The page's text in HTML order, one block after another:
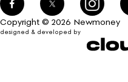
Copyright © 2026 Newmoney
designed & developed by